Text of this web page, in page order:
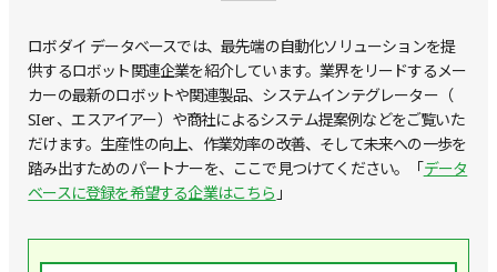
ロボダイ データベースでは、最先端の自動化ソリューションを提
供するロボット関連企業を紹介しています。業界をリードするメー
カーの最新のロボットや関連製品、システムインテグレーター（
SIer 、エスアイアー）や商社によるシステム提案例などをご覧いた
だけます。生産性の向上、作業効率の改善、そして未来への一歩を
踏み出すためのパートナーを、ここで見つけてください。「データ
ベースに登録を希望する企業はこちら 」